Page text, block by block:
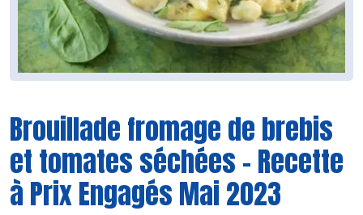
Brouillade fromage de brebis
et tomates séchées - Recette
à Prix Engagés Mai 2023